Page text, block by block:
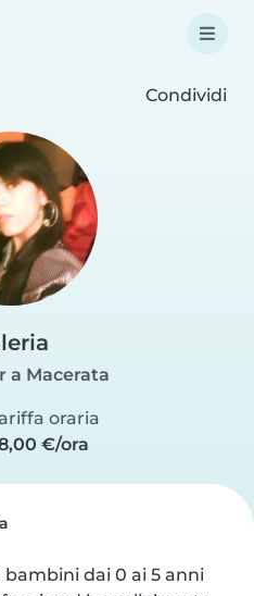
Condividi
a Macerata
oraria
€/ora
bambini dai 0 ai 5 anni